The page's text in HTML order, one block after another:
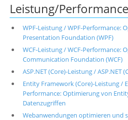
Leistung/Performance
WPF-Leistung / WPF-Performance:
Presentation Foundation (WPF)
WCF-Leistung / WCF-Performance:
Communication Foundation (WCF)
ASP.NET (Core)-Leistung / ASP.NET
Entity Framework (Core)-Leistung /
Performance: Optimierung von
Datenzugriffen
Webanwendungen optimieren und